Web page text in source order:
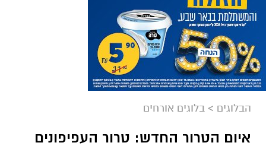
הבלוגים > בלוגים אורחים
איום הטרור החדש: טרור העפיפונים